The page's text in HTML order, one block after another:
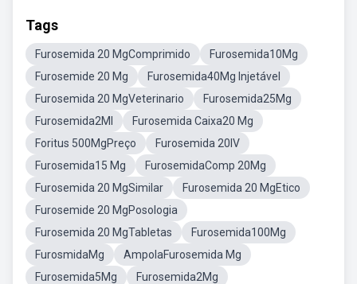
Tags
Furosemida 20 MgComprimido
Furosemida10Mg
Furosemide 20 Mg
Furosemida40Mg Injetável
Furosemida 20 MgVeterinario
Furosemida25Mg
Furosemida2Ml
Furosemida Caixa20 Mg
Foritus 500MgPreço
Furosemida 20IV
Furosemida15 Mg
FurosemidaComp 20Mg
Furosemida 20 MgSimilar
Furosemida 20 MgEtico
Furosemide 20 MgPosologia
Furosemida 20 MgTabletas
Furosemida100Mg
FurosmidaMg
AmpolaFurosemida Mg
Furosemida5Mg
Furosemida2Mg